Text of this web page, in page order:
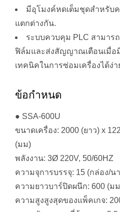
มีอุโมงค์หดเต็มชุดสำหรับ
แตกต่างกัน.
ระบบควบคุม PLC สามาร
ฟิล์มและส่งสัญญาณเตือนเมื่อ
เทคนิคในการซ่อมเครื่องได้ง่า
ข้อกำหนด
● SSA-600U
ขนาดเครื่อง: 2000 (ยาว) x
(มม)
พลังงาน: 3Ø 220V, 50/60HZ
ความจุการบรรจุ: 15 (กล่อง/น
ความยาวบาร์ปิดผนึก: 600 (ม
ความสูงสูงสุดของแพ็คเกจ: